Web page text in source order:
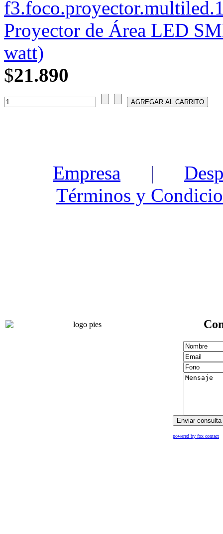
Proyector de Área LED
watt)
$21.890
Empresa |
Términos y
powered by fox contact